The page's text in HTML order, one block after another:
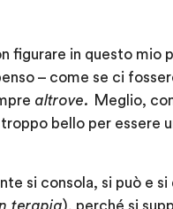
figurare in questo mio
– come se ci
altrove. Meglio,
bello per essere
si consola, si può e
terapia), perché si